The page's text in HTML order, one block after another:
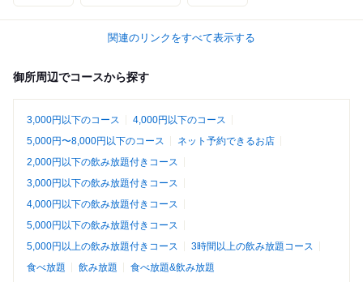
関連のリンクをすべて表示する
御所周辺でコースから探す
3,000円以下のコース
4,000円以下のコース
5,000円〜8,000円以下のコース
ネット予約できるお店
2,000円以下の飲み放題付きコース
3,000円以下の飲み放題付きコース
4,000円以下の飲み放題付きコース
5,000円以下の飲み放題付きコース
5,000円以上の飲み放題付きコース
3時間以上の飲み放題コース
食べ放題
飲み放題 食べ放題&飲み放題